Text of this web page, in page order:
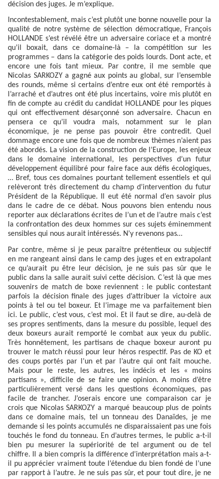
décision des juges. Je m’explique.
Incontestablement, mais c’est plutôt une bonne nouvelle pour la
qualité de notre système de sélection démocratique, François
HOLLANDE s’est révélé être un adversaire coriace et a montré
qu’il boxait, dans ce domaine-là – la compétition sur les
programmes – dans la catégorie des poids lourds. Dont acte, et
encore une fois tant mieux. Par contre, il me semble que
Nicolas SARKOZY a gagné aux points au global, sur l’ensemble
des rounds, même si certains d’entre eux ont été remportés à
l’arraché et d’autres ont été plus incertains, voire mis plutôt en
fin de compte au crédit du candidat HOLLANDE pour les piques
qui ont effectivement désarçonné son adversaire. Chacun en
pensera ce qu’il voudra mais, notamment sur le plan
économique, je ne pense pas pouvoir être contredit. Quel
dommage encore une fois que de nombreux thèmes n’aient pas
été abordés. La vision de la construction de l’Europe, les enjeux
dans le domaine international, les perspectives d’un futur
développement équilibré pour faire face aux défis écologiques,
… Bref, tous ces domaines pourtant tellement essentiels et qui
relèveront très directement du champ d’intervention du futur
Président de la République. Il eut été normal d’en savoir plus
dans le cadre de ce débat. Nous pouvons bien entendu nous
reporter aux déclarations écrites de l’un et de l’autre mais c’est
la confrontation des deux hommes sur ces sujets éminemment
sensibles qui nous aurait intéressés. N’y revenons pas…
Par contre, même si je peux paraître prétentieux ou subjectif
en me rangeant ainsi dans le camp des juges et en extrapolant
ce qu’aurait pu être leur décision, je ne suis pas sûr que le
public dans la salle aurait suivi cette décision. C’est là que mes
souvenirs de match de boxe reviennent : le public contestant
parfois la décision finale des juges d’attribuer la victoire aux
points à tel ou tel boxeur. Et l’image me va parfaitement bien
ici. Le public, c’est vous, c’est moi. Et il faut se dire, au-delà de
ses propres sentiments, dans la mesure du possible, lequel des
deux boxeurs aurait remporté le combat aux yeux du public.
Très honnêtement, les partisans de chaque boxeur auront pu
trouver le match réussi pour leur héros respectif. Pas de KO et
des coups portés par l’un et par l’autre qui ont fait mouche.
Mais pour le reste, les autres, les indécis et les « moins
partisans », difficile de se faire une opinion. A moins d’être
particulièrement versé dans les questions économiques, pas
facile de trancher. J’oserais encore une comparaison car je
crois que Nicolas SARKOZY a marqué beaucoup plus de points
dans ce domaine mais, tel un tonneau des Danaïdes, je me
demande si les points accumulés ne disparaissaient pas une fois
touchés le fond du tonneau. En d’autres termes, le public a-t-il
bien pu mesurer la supériorité de tel argument ou de tel
chiffre. Il a bien compris la différence d’interprétation mais a-t-
il pu apprécier vraiment toute l’étendue du bien fondé de l’une
par rapport à l’autre. Je ne suis pas sûr, et pour tout dire, je ne